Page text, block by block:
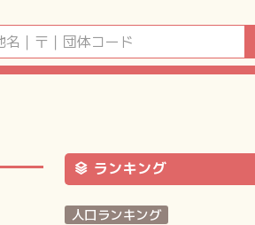
ランキング
人口ランキング